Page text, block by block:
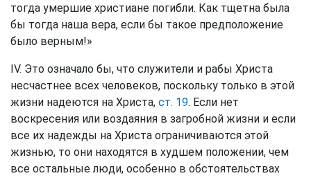
тогда умершие христиане погибли. Как тщетна была
бы тогда наша вера, если бы такое предположение
было верным!»
IV. Это означало бы, что служители и рабы Христа
несчастнее всех человеков, поскольку только в этой
жизни надеются на Христа, ст. 19. Если нет
воскресения или воздаяния в загробной жизни и если
все их надежды на Христа ограничиваются этой
жизнью, то они находятся в худшем положении, чем
все остальные люди, особенно в обстоятельствах